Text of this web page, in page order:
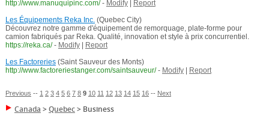
http://www.manuquipinc.com/ - Modify|
Report
Les Équipements Reka Inc.(Quebec City)
Découvrez notre gamme d'équipement de remorquage, plate-forme pour
camion fabriqués par Reka. Qualité, innovation et style à prix concurrentiel.
https://reka.ca/ - Modify|
Report
Les Factoreries(Saint Sauveur des Monts)
http://www.factoreriestanger.com/saintsauveur/ - Modify| Report
Previous -- 1 2 3 4 5 6 7 8 9 10 11 12 13 14 15 16-- Next
Canada >Quebec> Business